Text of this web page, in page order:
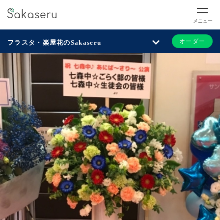
メニュー
フラスタ・楽屋花のSakaseru オーダー